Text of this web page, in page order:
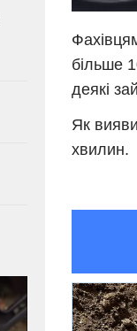
більше
деякі
Як
хвилин.